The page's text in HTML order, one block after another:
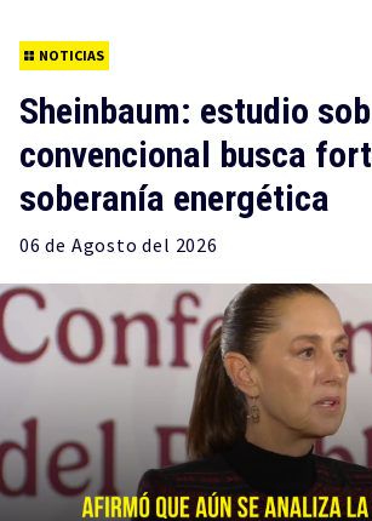
NOTICIAS
Sheinbaum: estudio
convencional busca
soberanía energética
06 de Agosto del 2026